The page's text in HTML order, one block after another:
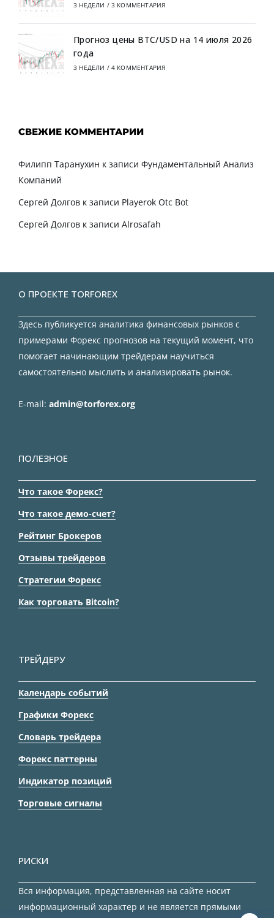
3 НЕДЕЛИ / 3 КОММЕНТАРИЯ
Прогноз цены BTC/USD на 14 июля 2026
года
3 НЕДЕЛИ / 4 КОММЕНТАРИЯ
СВЕЖИЕ КОММЕНТАРИИ
Филипп Таранухин к записи Фундаментальный Анализ
Компаний
Сергей Долгов к записи Playerok Otc Bot
Сергей Долгов к записи Alrosafah
О ПРОЕКТЕ TORFOREX
Здесь публикуется аналитика финансовых рынков с
примерами Форекс прогнозов на текущий момент, что
помогает начинающим трейдерам научиться
самостоятельно мыслить и анализировать рынок.
E-mail: admin@torforex.org
ПОЛЕЗНОЕ
Что такое Форекс?
Что такое демо-счет?
Рейтинг Брокеров
Отзывы трейдеров
Стратегии Форекс
Как торговать Bitcoin?
ТРЕЙДЕРУ
Календарь событий
Графики Форекс
Словарь трейдера
Форекс паттерны
Индикатор позиций
Торговые сигналы
РИСКИ
Вся информация, представленная на сайте носит
информационный характер и не является прямыми